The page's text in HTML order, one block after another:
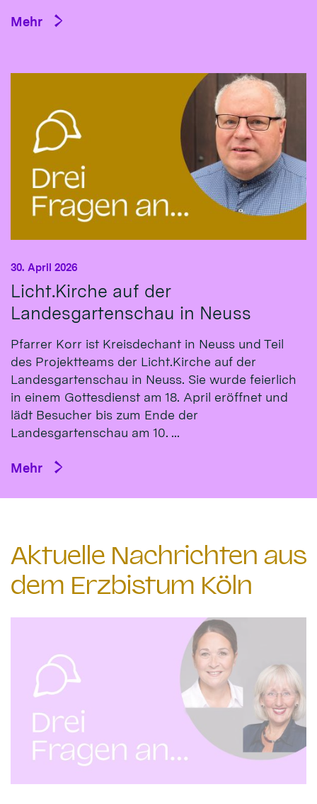
Mehr
Licht.Kirche auf der
Landesgartenschau in Neuss
30. April 2026
Pfarrer Korr ist Kreisdechant in Neuss und Teil
des Projektteams der Licht.Kirche auf der
Landesgartenschau in Neuss. Sie wurde feierlich
in einem Gottesdienst am 18. April eröffnet und
lädt Besucher bis zum Ende der
Landesgartenschau am 10. ...
Mehr
Aktuelle Nachrichten aus
dem Erzbistum Köln